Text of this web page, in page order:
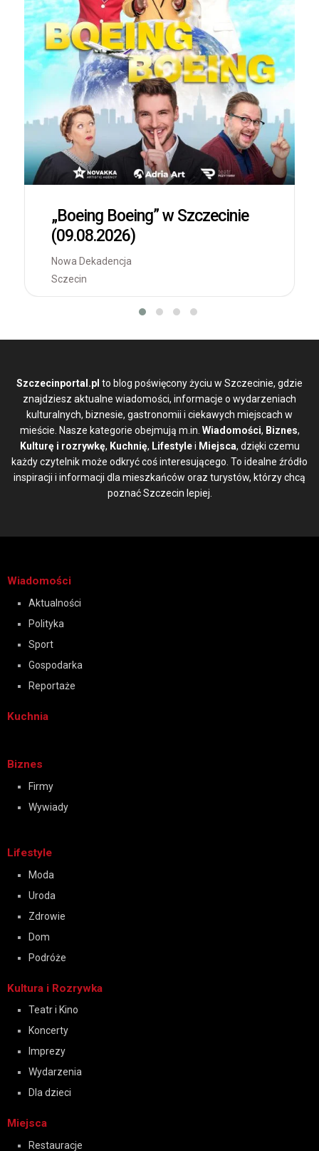
„Boeing Boeing” w Szczecinie
(09.08.2026)
Nowa Dekadencja
Sczecin
Szczecinportal.pl to blog poświęcony życiu w Szczecinie, gdzie
znajdziesz aktualne wiadomości, informacje o wydarzeniach
kulturalnych, biznesie, gastronomii i ciekawych miejscach w
mieście. Nasze kategorie obejmują m.in. Wiadomości, Biznes,
Kulturę i rozrywkę, Kuchnię, Lifestylei Miejsca, dzięki czemu
każdy czytelnik może odkryć coś interesującego. To idealne źródło
inspiracji i informacji dla mieszkańców oraz turystów, którzy chcą
poznać Szczecin lepiej.
Wiadomości
Aktualności
Polityka
Sport
Gospodarka
Reportaże
Kuchnia
Biznes
Firmy
Wywiady
Lifestyle
Moda
Uroda
Zdrowie
Dom
Podróże
Kultura i Rozrywka
Teatr i Kino
Koncerty
Imprezy
Wydarzenia
Dla dzieci
Miejsca
Restauracje